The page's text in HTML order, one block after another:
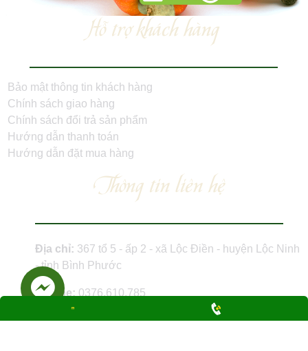
Hỗ trợ khách hàng
Bảo mật thông tin khách hàng
Chính sách giao hàng
Chính sách đổi trả sản phẩm
Hướng dẫn thanh toán
Hướng dẫn đặt mua hàng
Thông tin liên hệ
Địa chỉ: 367 tổ 5 - ấp 2 - xã Lộc Điền - huyện Lộc Ninh
- tỉnh Bình Phước
Hotline: 0376.610.785
Email:info@anhkhoi.vn